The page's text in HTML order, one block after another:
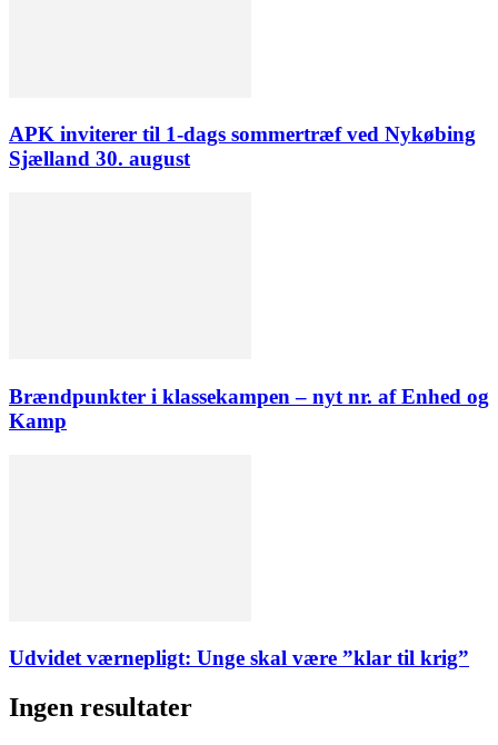
APK inviterer til 1-dags sommertræf ved Nykøbing
Sjælland 30. august
Brændpunkter i klassekampen – nyt nr. af Enhed og
Kamp
Udvidet værnepligt: Unge skal være ”klar til krig”
Ingen resultater